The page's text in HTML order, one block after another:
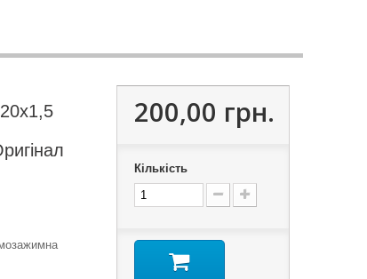
200,00 грн.
Кількість